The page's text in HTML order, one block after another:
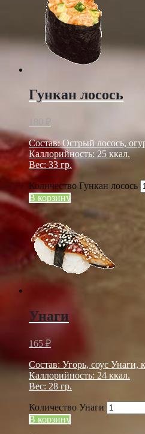
Гункан лосось
180 ₽
Состав: Острый лосось,
Каллорийность: 25 ккал.
Вес: 33 гр.
Количество Гункан лосось
В корзину
Унаги
165 ₽
Состав: Угорь, соус Унаги,
Каллорийность: 24 ккал.
Вес: 28 гр.
Количество Унаги
В корзину